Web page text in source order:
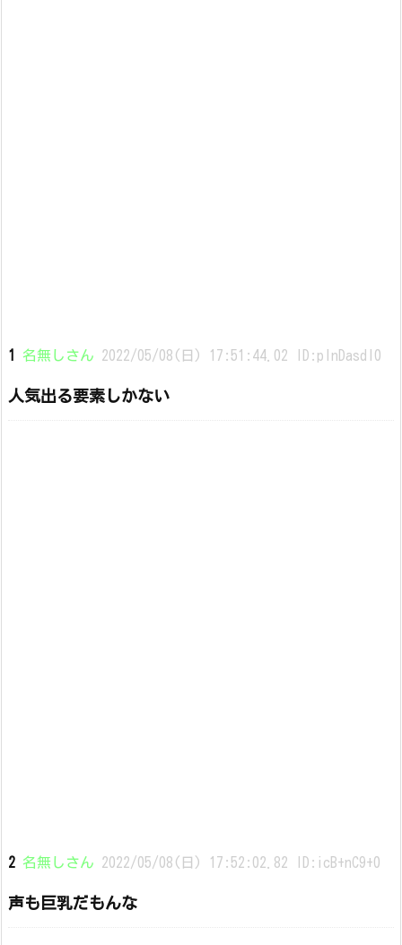
1 名無しさん 2022/05/08(日) 17:51:44.02 ID:plnDasdI0
人気出る要素しかない
2 名無しさん 2022/05/08(日) 17:52:02.82 ID:icB+nC9+0
声も巨乳だもんな